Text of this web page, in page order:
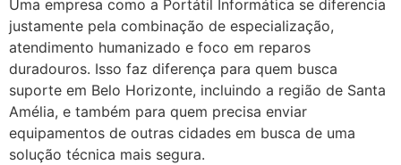
Uma empresa como a Portátil Informática se diferencia
justamente pela combinação de especialização,
atendimento humanizado e foco em reparos
duradouros. Isso faz diferença para quem busca
suporte em Belo Horizonte, incluindo a região de Santa
Amélia, e também para quem precisa enviar
equipamentos de outras cidades em busca de uma
solução técnica mais segura.